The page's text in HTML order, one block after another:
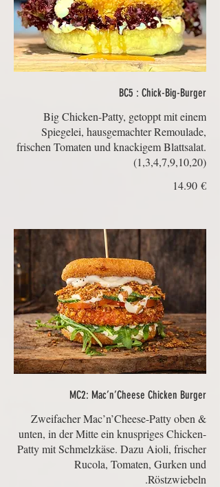
BC5 : Chick-Big-Burger
Big Chicken-Patty, getoppt mit einem
Spiegelei, hausgemachter Remoulade,
frischen Tomaten und knackigem Blattsalat.
(1,3,4,7,9,10,20)
‏14.90 €
MC2: Mac’n’Cheese Chicken Burger
Zweifacher Mac’n’Cheese-Patty oben &
unten, in der Mitte ein knuspriges Chicken-
Patty mit Schmelzkäse. Dazu Aioli, frischer
Rucola, Tomaten, Gurken und
Röstzwiebeln.